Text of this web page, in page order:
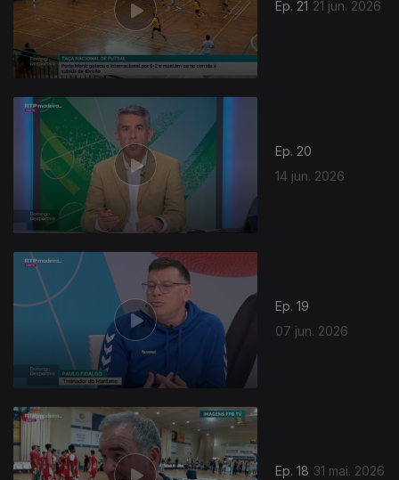
Ep. 21 21 jun. 2026
Ep. 20
14 jun. 2026
Ep. 19
07 jun. 2026
Ep. 18 31 mai. 2026